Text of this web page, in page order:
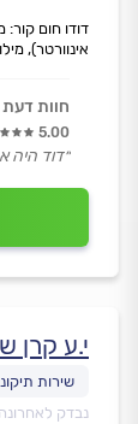
דודו חום קור:
אינוורטר),
חוות
5.00
״דוד היה
י.ע קרן
נבדק